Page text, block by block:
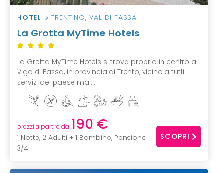
HOTEL TRENTINO, VAL DI FASSA
La Grotta MyTime Hotels
La Grotta MyTime Hotels si trova proprio in centro a
Vigo di Fassa, in provincia di Trento, vicino a tutti i
servizi del paese ma ...
prezzi a partire da 190 €
1 Notte, 2 Adulti + 1 Bambino, Pensione
3/4
SCOPRI